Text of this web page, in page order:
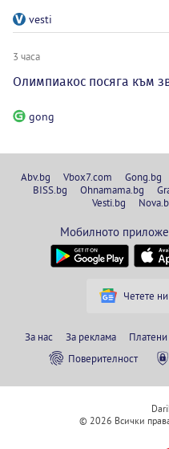
vesti
3 часа
Олимпиакос посяга към
gong
Abv.bg Vbox7.com Gong.bg
BISS.bg
Ohnamama.bg
Vesti.bg
Мобилното
Четете
За нас За реклама
Поверителност
© 2026 Всички права